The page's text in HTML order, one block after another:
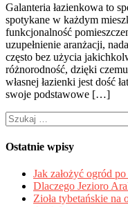
Galanteria łazienkowa to
spotykane w każdym
funkcjonalność
uzupełnienie aranżacji,
często bez użycia
różnorodność, dzięki
własnej łazienki jest dość
swoje podstawowe […]
Szukaj:
Ostatnie wpisy
Jak założyć ogród
Dlaczego Jezioro
Zioła tybetańskie na